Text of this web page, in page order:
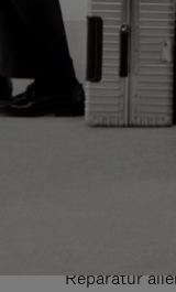
Jedes Stück
Reparatur